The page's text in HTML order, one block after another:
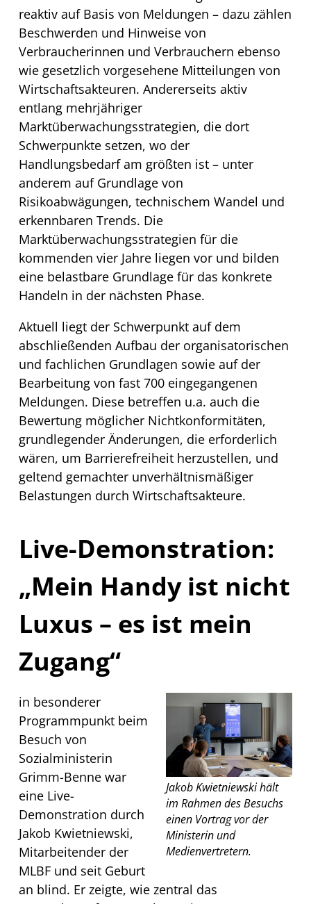
reaktiv auf Basis von Meldungen – dazu zählen
Beschwerden und Hinweise von
Verbraucherinnen und Verbrauchern ebenso
wie gesetzlich vorgesehene Mitteilungen von
Wirtschaftsakteuren. Andererseits aktiv
entlang mehrjähriger
Marktüberwachungsstrategien, die dort
Schwerpunkte setzen, wo der
Handlungsbedarf am größten ist – unter
anderem auf Grundlage von
Risikoabwägungen, technischem Wandel und
erkennbaren Trends. Die
Marktüberwachungsstrategien für die
kommenden vier Jahre liegen vor und bilden
eine belastbare Grundlage für das konkrete
Handeln in der nächsten Phase.
Aktuell liegt der Schwerpunkt auf dem
abschließenden Aufbau der organisatorischen
und fachlichen Grundlagen sowie auf der
Bearbeitung von fast 700 eingegangenen
Meldungen. Diese betreffen u.a. auch die
Bewertung möglicher Nichtkonformitäten,
grundlegender Änderungen, die erforderlich
wären, um Barrierefreiheit herzustellen, und
geltend gemachter unverhältnismäßiger
Belastungen durch Wirtschaftsakteure.
Live-Demonstration:
„Mein Handy ist nicht
Luxus – es ist mein
Zugang“
Jakob Kwietniewski hält
im Rahmen des Besuchs
einen Vortrag vor der
Ministerin und
Medienvertretern.
in besonderer
Programmpunkt beim
Besuch von
Sozialministerin
Grimm-Benne war
eine Live-
Demonstration durch
Jakob Kwietniewski,
Mitarbeitender der
MLBF und seit Geburt
an blind. Er zeigte, wie zentral das